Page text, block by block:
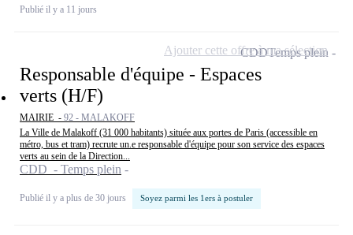
Publié il y a 11 jours
Responsable d'équipe - Espaces
verts (H/F)
MAIRIE - 92 - MALAKOFF
La Ville de Malakoff (31 000 habitants) située aux portes de Paris (accessible en
métro, bus et tram) recrute un.e responsable d'équipe pour son service des espaces
verts au sein de la Direction...
CDD - Temps plein
Publié il y a plus de 30 jours Soyez parmi les 1ers à postuler
CDDTemps plein
Ajouter cette offre à ma sélection